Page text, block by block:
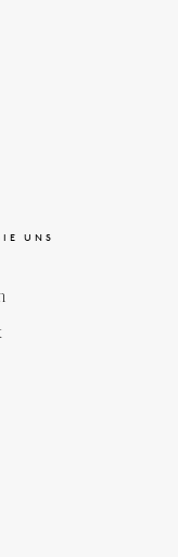
UNS